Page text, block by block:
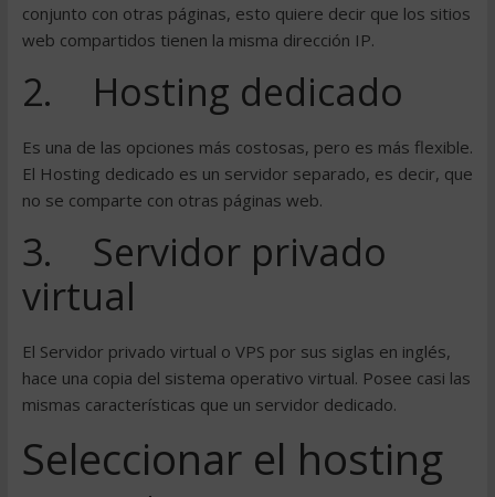
conjunto con otras páginas, esto quiere decir que los sitios
web compartidos tienen la misma dirección IP.
2. Hosting dedicado
Es una de las opciones más costosas, pero es más flexible.
El Hosting dedicado es un servidor separado, es decir, que
no se comparte con otras páginas web.
3. Servidor privado
virtual
El Servidor privado virtual o VPS por sus siglas en inglés,
hace una copia del sistema operativo virtual. Posee casi las
mismas características que un servidor dedicado.
Seleccionar el hosting